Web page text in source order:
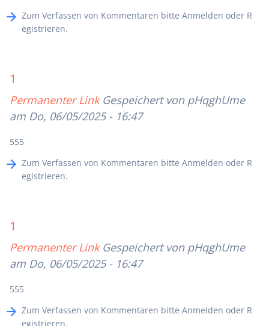
Zum Verfassen von Kommentaren bitte Anmelden oder R
egistrieren.
1
Permanenter Link Gespeichert von pHqghUme
am Do, 06/05/2025 - 16:47
555
Zum Verfassen von Kommentaren bitte Anmelden oder R
egistrieren.
1
Permanenter Link Gespeichert von pHqghUme
am Do, 06/05/2025 - 16:47
555
Zum Verfassen von Kommentaren bitte Anmelden oder R
egistrieren.